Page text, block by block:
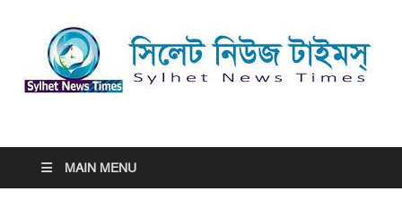
সিলেট নিউজ টাইমস্ | Sylhet
News Times
MAIN MENU